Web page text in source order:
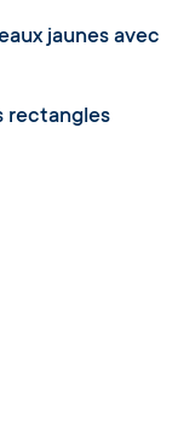
jaunes avec
rectangles